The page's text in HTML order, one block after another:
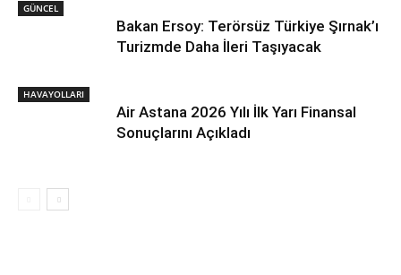
GÜNCEL
Bakan Ersoy: Terörsüz Türkiye Şırnak’ı
Turizmde Daha İleri Taşıyacak
HAVAYOLLARI
Air Astana 2026 Yılı İlk Yarı Finansal
Sonuçlarını Açıkladı